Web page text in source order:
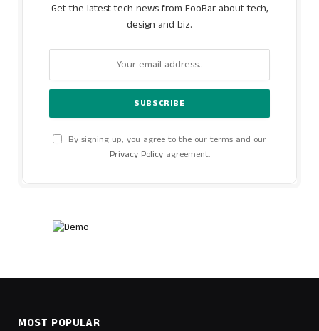
Get the latest tech news from FooBar about tech,
design and biz.
By signing up, you agree to the our terms and our
Privacy Policyagreement.
MOST POPULAR